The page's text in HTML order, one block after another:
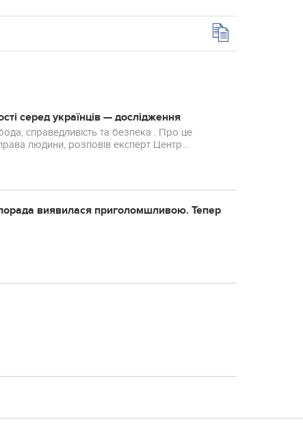
серед українців — дослідження
справедливість та безпека . Про це
людини, розповів експерт Центр...
виявилася приголомшливою. Тепер